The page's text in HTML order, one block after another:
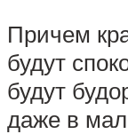
Причем
будут
будут
даже в